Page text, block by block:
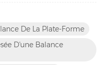
700B LED rouge
de pesage solaire -700s
De La Plate-Forme
D'une Balance